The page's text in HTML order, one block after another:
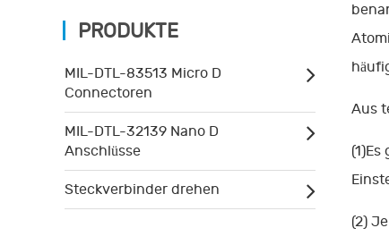
PRODUKTE
MIL-DTL-83513 Micro D
Connectoren
MIL-DTL-32139 Nano D
Anschlüsse
Steckverbinder drehen
Aus
(2)